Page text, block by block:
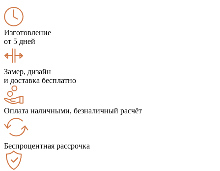
Изготовление
от 5 дней
Замер, дизайн
и доставка бесплатно
Оплата наличными, безналичный расчёт
Беспроцентная рассрочка